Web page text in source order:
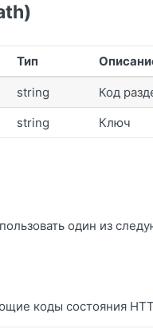
Тип
string Код
string Ключ
один из
коды состояния